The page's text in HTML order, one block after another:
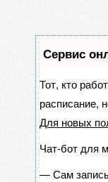
Сервис
Тот, кто
расписание,
Для новых
Чат-бот для
—Сам